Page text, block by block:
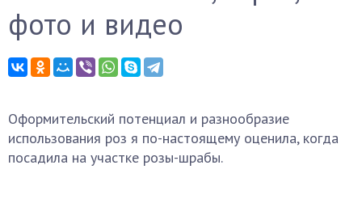
фото и видео
Оформительский потенциал и разнообразие
использования роз я по-настоящему оценила, когда
посадила на участке розы-шрабы.